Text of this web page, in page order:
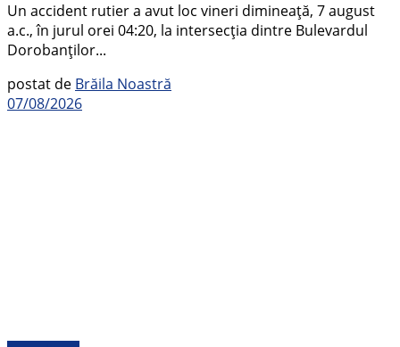
Un accident rutier a avut loc vineri dimineață, 7 august
a.c., în jurul orei 04:20, la intersecția dintre Bulevardul
Dorobanților...
postat de Brăila Noastră
07/08/2026